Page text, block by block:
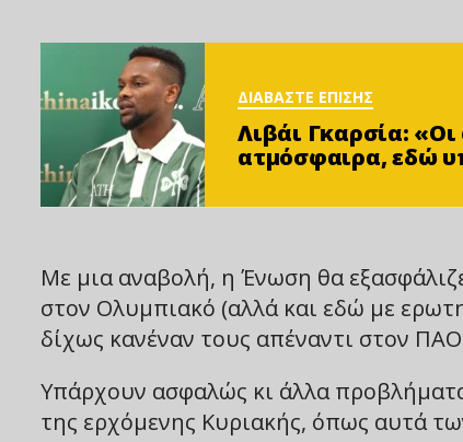
ΔΙΑΒΑΣΤΕ ΕΠΙΣΗΣ
Λιβάι Γκαρσία:
ατμόσφαιρα, εδώ
Με μια αναβολή, η Ένωση θα
στον Ολυμπιακό (αλλά και εδώ με
δίχως κανέναν τους απέναντι στον
Υπάρχουν ασφαλώς κι άλλα
της ερχόμενης Κυριακής, όπως αυτά